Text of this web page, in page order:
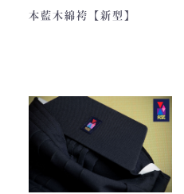
それもまた"本物の証"。
使い込むほどに色は落ち着
き、
あなただけの一着へと育っ
日本国内でも袴を手がける
職人が数えるほどしかいな
い今、
この袴は、一針一針に魂を
込めて仕立てられた 日本
本藍木綿袴【新型】